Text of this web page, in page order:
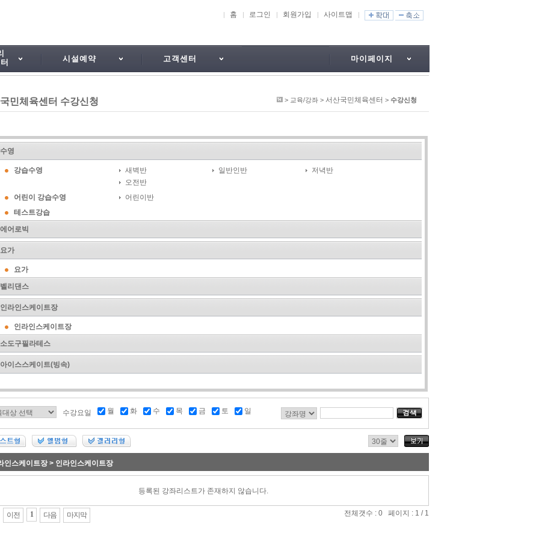
홈 로그인 회원가입 사이트맵
시설예약 고객센터 마이페이지
민체육센터 수강신청 > 교육/강좌 > 서산국민체육센터 > 수강신청
수영
강습수영 새벽반 일반인반
저녁반
오전반
어린이 강습수영
어린이반
테스트강습
에어로빅
요가
요가
벨리댄스
인라인스케이트장
인라인스케이트장
소도구필라테스
아이스스케이트(빙속)
수강요일 월 화 수 목 금 토 일
인스케이트장 > 인라인스케이트장
등록된 강좌리스트가 존재하지 않습니다.
이전 1 다음 마지막 전체갯수 : 0 페이지 : 1 / 1